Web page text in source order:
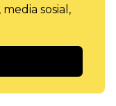
sosial,